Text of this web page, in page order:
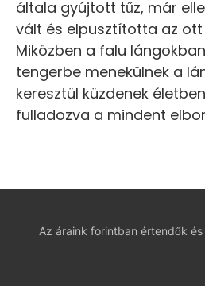
általa gyújtott tűz, már
vált és elpusztította az
Miközben a falu
tengerbe menekülnek a
keresztül küzdenek
fulladozva a mindent
Az áraink forintban értendők